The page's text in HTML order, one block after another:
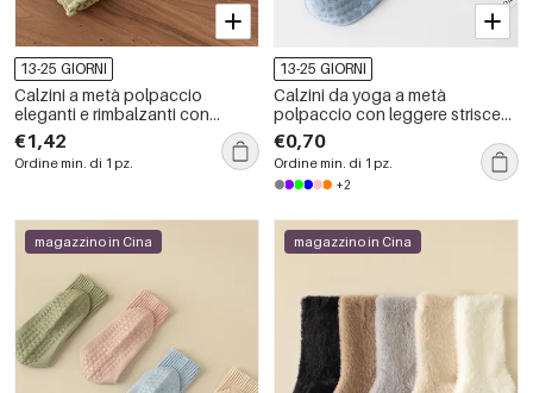
13-25 GIORNI
Calzini a metà polpaccio
eleganti e rimbalzanti con
piccoli motivi floreali e contrasto
di colori a contrasto.
€1,42
Ordine min. di 1 pz.
13-25 GIORNI
Calzini da yoga a metà
polpaccio con leggere strisce
sportive elasticizzate
€0,70
Ordine min. di 1 pz.
+2
magazzino in Cina magazzino in Cina